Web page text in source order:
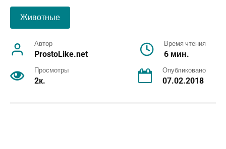
Животные
Автор
ProstoLike.net
Время чтения
6 мин.
Просмотры
2к.
Опубликовано
07.02.2018